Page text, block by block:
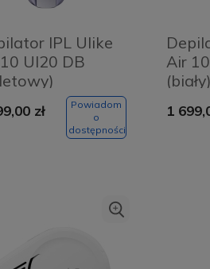
IPL Ulike
UI20 DB
zł
Powiadom
o
dostępności
Air
(biały)
1